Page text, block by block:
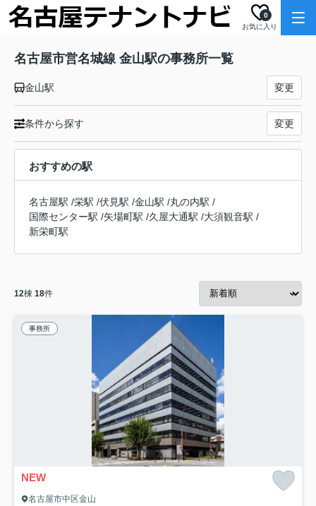
お気に入り
0
名古屋市営名城線 金山駅の事務所一覧
金山駅 変更
条件から探す 変更
おすすめの駅
名古屋駅 /栄駅 /伏見駅 /金山駅 /丸の内駅 /
国際センター駅 /矢場町駅 /久屋大通駅 /大須観音駅 /
新栄町駅
12棟 18件
事務所
NEW
名古屋市中区金山